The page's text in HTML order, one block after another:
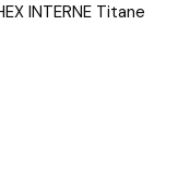
INTERNE Titane